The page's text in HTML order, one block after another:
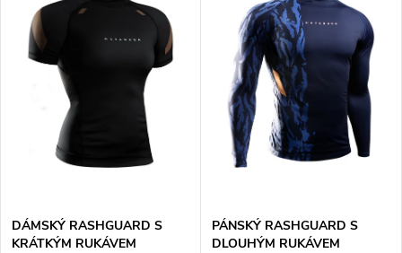
DÁMSKÝ RASHGUARD S
KRÁTKÝM RUKÁVEM
PÁNSKÝ RASHGUARD S
DLOUHÝM RUKÁVEM